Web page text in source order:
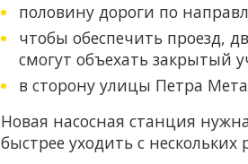
половину дороги по
чтобы обеспечить проезд,
смогут объехать закрытый
в сторону улицы Петра
Новая насосная станция
быстрее уходить с